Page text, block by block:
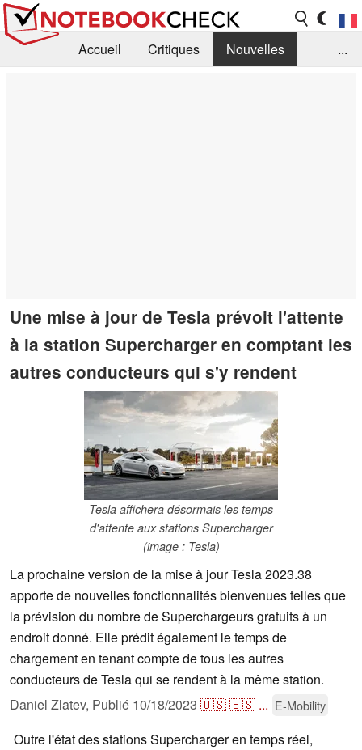
Accueil Critiques
Nouvelles
...
Une mise à jour de Tesla prévoit l'attente
à la station Supercharger en comptant les
autres conducteurs qui s'y rendent
Tesla affichera désormais les temps
d'attente aux stations Supercharger
(image : Tesla)
La prochaine version de la mise à jour Tesla 2023.38
apporte de nouvelles fonctionnalités bienvenues telles que
la prévision du nombre de Superchargeurs gratuits à un
endroit donné. Elle prédit également le temps de
chargement en tenant compte de tous les autres
conducteurs de Tesla qui se rendent à la même station.
Daniel Zlatev, Publié 10/18/2023 🇺🇸🇪🇸 ... E-Mobility
Outre l'état des stations Supercharger en temps réel,